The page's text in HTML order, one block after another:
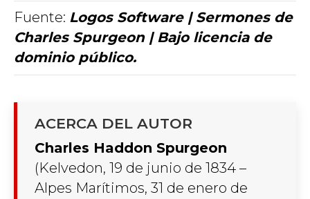
Fuente: Logos Software | Sermones de
Charles Spurgeon | Bajo licencia de
dominio público.
ACERCA DEL AUTOR
Charles Haddon Spurgeon
(Kelvedon, 19 de junio de 1834 –
Alpes Marítimos, 31 de enero de